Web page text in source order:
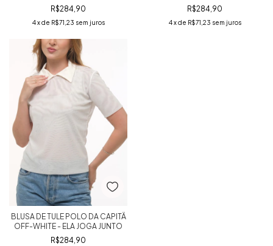
R$284,90
4 x de R$71,23 sem juros
R$284,90
4 x de R$71,23 sem juros
BLUSA DE TULE POLO DA CAPITÃ
OFF-WHITE - ELA JOGA JUNTO
R$284,90